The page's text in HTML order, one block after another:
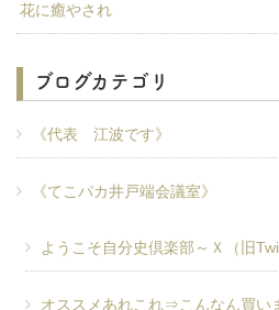
花に癒やされ
ブログカテゴリ
《代表 江波です》
《てこパカ井戸端会議室》
ようこそ自分史倶楽部～Ｘ（旧
オススメあれこれ⇒こんなん買い